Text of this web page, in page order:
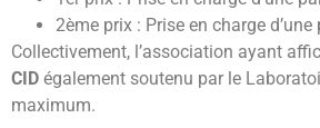
2ème prix : Prise en charge
Collectivement, l’association ayant
CID également soutenu par le
maximum.